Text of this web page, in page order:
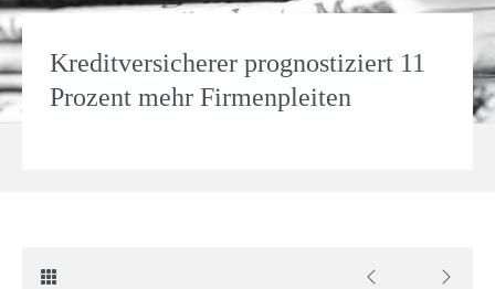
Kreditversicherer prognostiziert 11
Prozent mehr Firmenpleiten